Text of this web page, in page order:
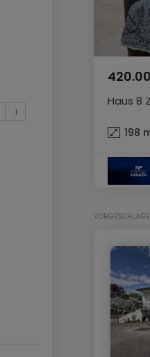
Haus 8
198
I